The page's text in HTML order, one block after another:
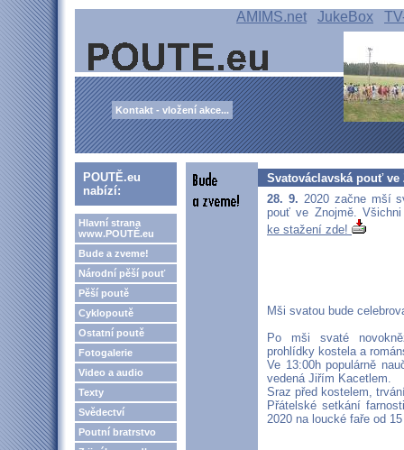
AMIMS.net JukeBox
Kontakt - vložení akce...
POUTĚ.eu
nabízí:
Hlavní strana
www.POUTĚ.eu
Bude a zveme!
Národní pěší pouť
Pěší poutě
Cyklopoutě
Ostatní poutě
Fotogalerie
Video a audio
Texty
Svědectví
Poutní bratrstvo
Svatováclavská pouť ve
28. 9. 2020 začne mší
pouť ve Znojmě.
ke stažení zde!
Mši svatou bude
Po mši svaté
prohlídky kostela a
Ve 13:00h populárně
vedená Jiřím Kacetlem.
Sraz před kostelem,
Přátelské setkání
2020 na loucké faře od